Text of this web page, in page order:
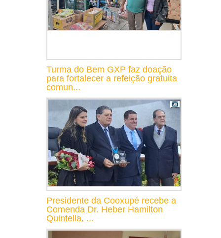
Turma do Bem GXP faz doação
para fortalecer a refeição gratuita
comun...
Presidente da Cooxupé recebe a
Comenda Dr. Heber Hamilton
Quintella, ...